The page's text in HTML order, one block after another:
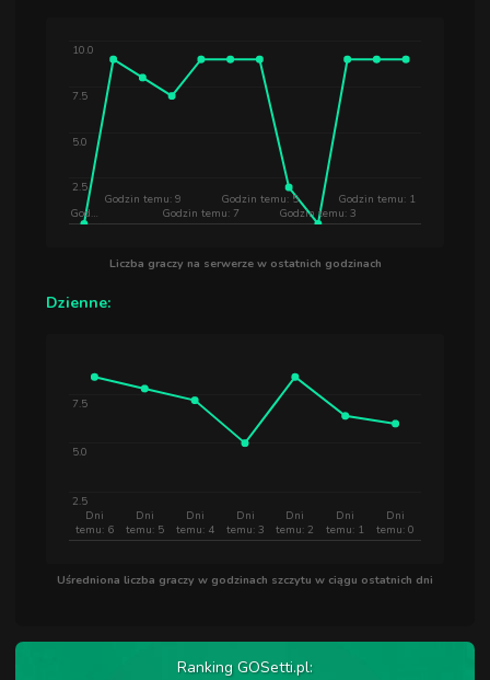
God…
Godzin temu: 9
Godzin temu: 7
Godzin temu: 5
Godzin temu: 3
Godzin temu: 1
2.5
5.0
7.5
10.0
Liczba graczy na serwerze w ostatnich godzinach
Dzienne:
temu: 6
Dni
temu: 5
Dni
temu: 4
Dni
temu: 3
Dni
temu: 2
Dni
temu: 1
Dni
temu: 0
Dni
2.5
5.0
7.5
Uśredniona liczba graczy w godzinach szczytu w ciągu ostatnich dni
Ranking GOSetti.pl: